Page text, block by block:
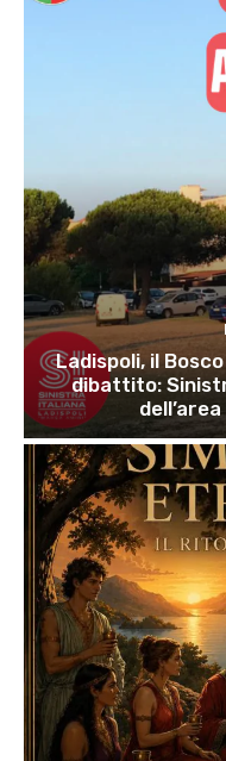
Ladispoli, il
dibattito: